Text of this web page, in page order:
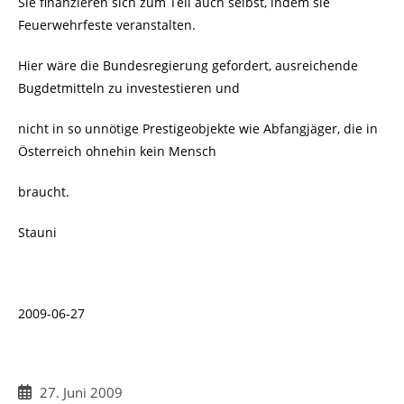
Feuerwehrfeste veranstalten.
Hier wäre die Bundesregierung gefordert, ausreichende
Bugdetmitteln zu investestieren und
nicht in so unnötige Prestigeobjekte wie Abfangjäger, die in
Österreich ohnehin kein Mensch
braucht.
Stauni
2009-06-27
Beitrag27. Juni 2009